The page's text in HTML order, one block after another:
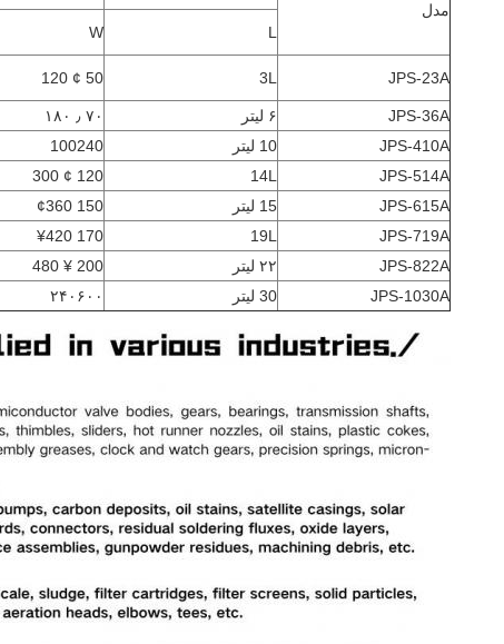
مدل
L
W
JPS-23A
3L
50 ¢ 120
JPS-36A
۶ لیتر ۷۰ ٫ ۱۸۰
JPS-410A
10 لیتر 100240
JPS-514A
14L
120 ¢ 300
JPS-615A
15 لیتر 150 ¢360
JPS-719A
19L
170 ¥420
JPS-822A
۲۲ لیتر 200 ¥ 480
JPS-1030A
30 لیتر ۲۴۰۶۰۰